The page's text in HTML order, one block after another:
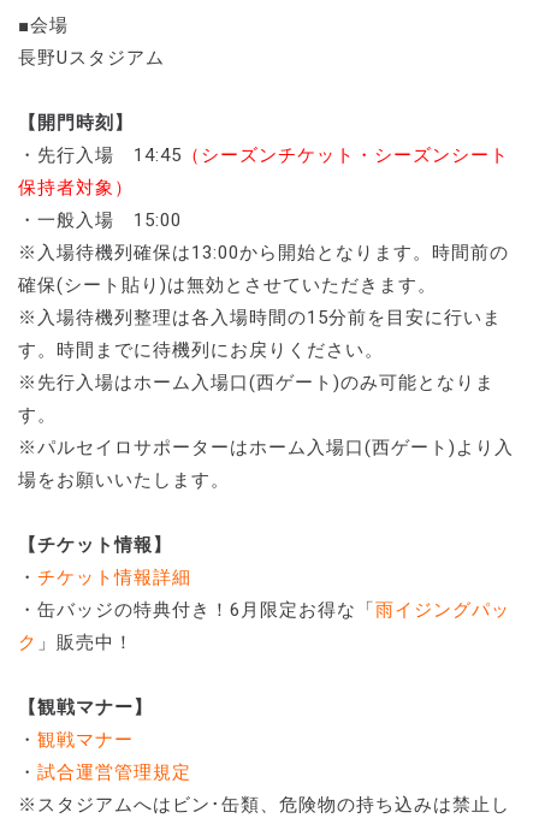
■会場
長野Uスタジアム
【開門時刻】
・先行入場 14:45 （シーズンチケット・シーズンシート
保持者対象）
・一般入場 15:00
※入場待機列確保は13:00から開始となります。時間前の
確保(シート貼り)は無効とさせていただきます。
※入場待機列整理は各入場時間の15分前を目安に行いま
す。時間までに待機列にお戻りください。
※先行入場はホーム入場口(西ゲート)のみ可能となりま
す。
※パルセイロサポーターはホーム入場口(西ゲート)より入
場をお願いいたします。
【チケット情報】
・ チケット情報詳細
・缶バッジの特典付き！6月限定お得な「 雨イジングパッ
ク 」販売中！
【観戦マナー】
・ 観戦マナー
・ 試合運営管理規定
※スタジアムへはビン･缶類、危険物の持ち込みは禁止し